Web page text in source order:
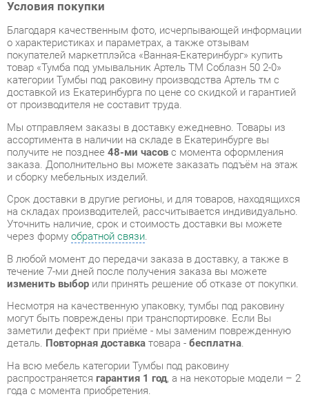
покупателей маркетплэйса «Ванная-Екатеринбург» купить
товар «Тумба под умывальник Артель ТМ Соблазн 50 2-0»
категории Тумбы под раковину производства Артель тм с
доставкой из Екатеринбурга по цене со скидкой и гарантией
от производителя не составит труда.
Мы отправляем заказы в доставку ежедневно. Товары из
ассортимента в наличии на складе в Екатеринбурге вы
получите не позднее48-ми часовс момента оформления
заказа. Дополнительно вы можете заказать подъём на этаж
Срок доставки в другие регионы, и для товаров, находящихся
на складах производителей, рассчитывается индивидуально.
Уточнить наличие, срок и стоимость доставки вы можете
через формуобратной связи.
В любой момент до передачи заказа в доставку, а также в
течение 7-ми дней после получения заказа вы можете
изменить выборили принять решение об отказе от покупки.
Несмотря на качественную упаковку, тумбы под раковину
могут быть повреждены при транспортировке. Если Вы
заметили дефект при приёме - мы заменим поврежденную
деталь.Повторная доставкатовара -бесплатна.
На всю мебель категории Тумбы под раковину
распространяетсягарантия 1 год, а на некоторые модели – 2
года с момента приобретения.
Тумба под умывальник Артель ТМ Соблазн 50 2-0
качественное изделие производства
соответствующее современному государственному
стандарту.